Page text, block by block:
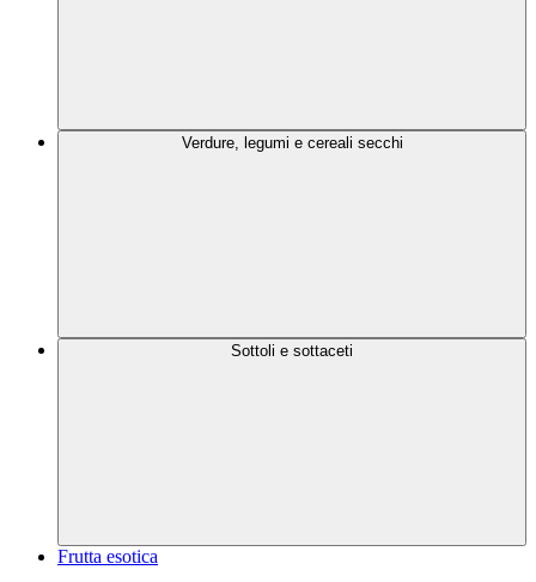
Verdure, legumi e cereali secchi
Sottoli e sottaceti
Frutta esotica